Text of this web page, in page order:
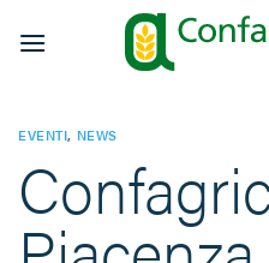
EVENTI, NEWS